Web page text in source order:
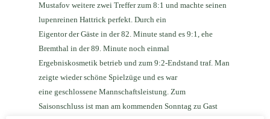
Mustafov weitere zwei Treffer zum 8:1 und machte seinen
lupenreinen Hattrick perfekt. Durch ein
Eigentor der Gäste in der 82. Minute stand es 9:1, ehe
Bremthal in der 89. Minute noch einmal
Ergebniskosmetik betrieb und zum 9:2-Endstand traf. Man
zeigte wieder schöne Spielzüge und es war
eine geschlossene Mannschaftsleistung. Zum
Saisonschluss ist man am kommenden Sonntag zu Gast